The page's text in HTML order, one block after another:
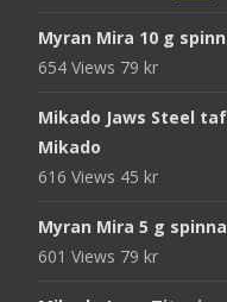
priset
Myran Mira 10 g
654 Views 79 kr
Mikado Jaws Steel
Mikado
616 Views 45 kr
Myran Mira 5 g
601 Views 79 kr